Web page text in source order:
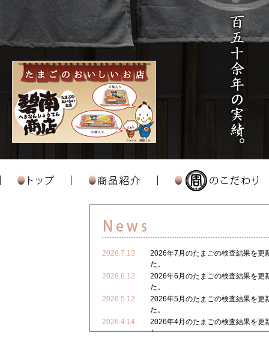
2026.7.13
2026年7月のたまごの検査結果を更
た。
2026.6.12
2026年6月のたまごの検査結果を更
た。
2026.5.12
2026年5月のたまごの検査結果を更
た。
2026.4.14
2026年4月のたまごの検査結果を更
た。